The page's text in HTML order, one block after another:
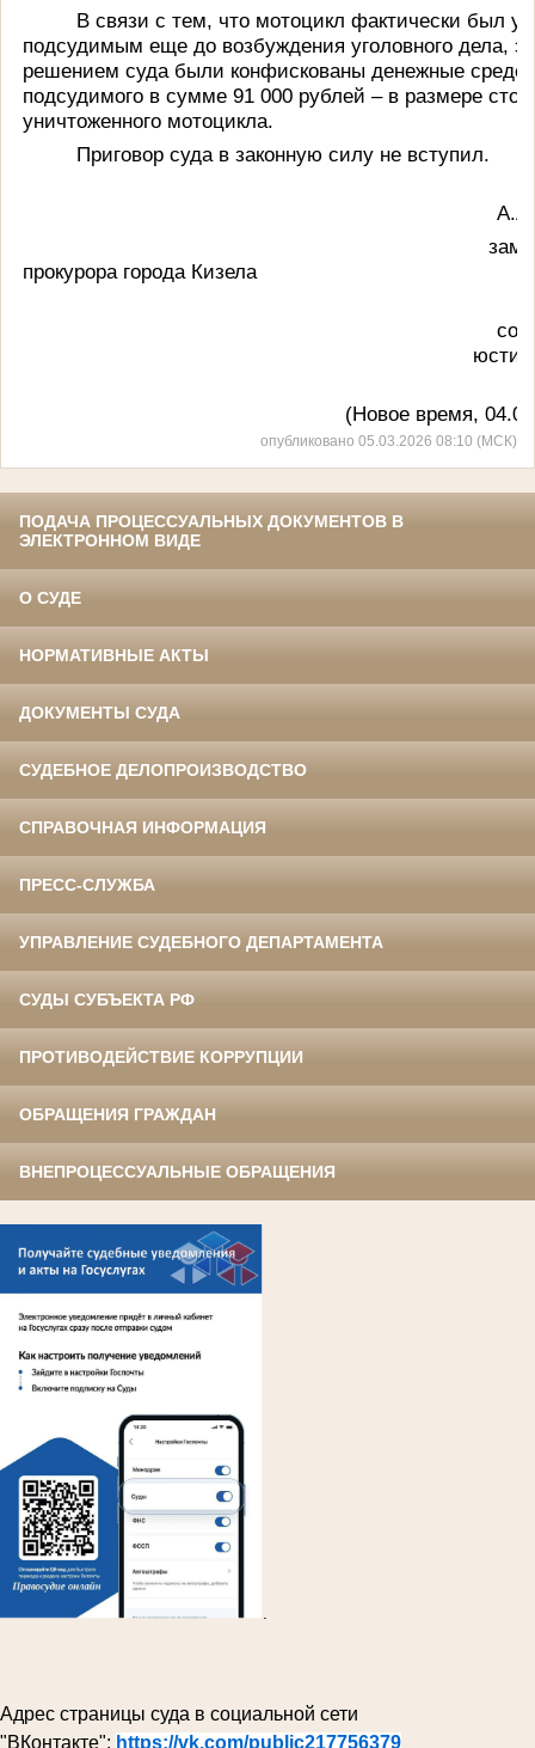
В связи с тем, что мотоцикл фактически был
подсудимым еще до возбуждения уголовного дела,
решением суда были конфискованы денежные
подсудимого в сумме 91 000 рублей – в размере
уничтоженного мотоцикла.
Приговор суда в законную силу не вступил.
А.А.
прокурора города Кизела
(Новое время,
опубликовано 05.03.2026 08:10 (МСК)
ПОДАЧА ПРОЦЕССУАЛЬНЫХ ДОКУМЕНТОВ В
ЭЛЕКТРОННОМ ВИДЕ
О СУДЕ
НОРМАТИВНЫЕ АКТЫ
ДОКУМЕНТЫ СУДА
СУДЕБНОЕ ДЕЛОПРОИЗВОДСТВО
СПРАВОЧНАЯ ИНФОРМАЦИЯ
ПРЕСС-СЛУЖБА
УПРАВЛЕНИЕ СУДЕБНОГО ДЕПАРТАМЕНТА
СУДЫ СУБЪЕКТА РФ
ПРОТИВОДЕЙСТВИЕ КОРРУПЦИИ
ОБРАЩЕНИЯ ГРАЖДАН
ВНЕПРОЦЕССУАЛЬНЫЕ ОБРАЩЕНИЯ
Адрес страницы суда в социальной сети
"ВКонтакте": https://vk.com/public217756379